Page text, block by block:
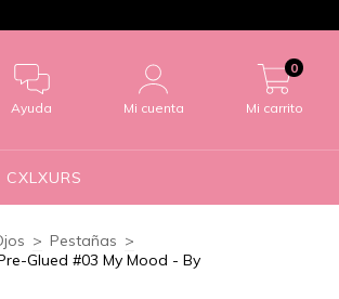
Ayuda Mi cuenta Mi carrito
0
CXLXURS
> Pestañas >
Glued #03 My Mood - By